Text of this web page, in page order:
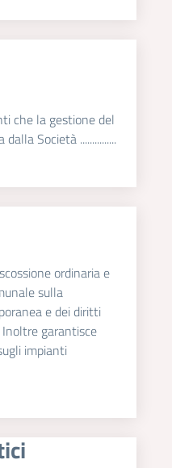
che la gestione del
Società ...............
ordinaria e
sulla
e dei diritti
garantisce
impianti